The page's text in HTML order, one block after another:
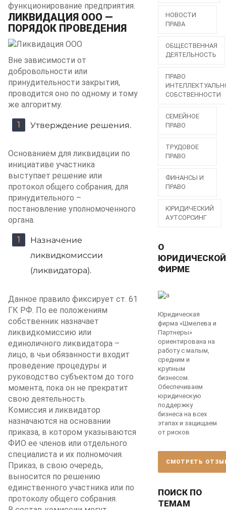
функционирование предприятия.
ЛИКВИДАЦИЯ ООО —
ПОРЯДОК ПРОВЕДЕНИЯ
Вне зависимости от
добровольности или
принудительности закрытия,
проводится оно по одному и тому
же алгоритму.
Утверждение решения.
Основанием для ликвидации по
инициативе участника
выступает решение или
протокол общего собрания, для
принудительного –
постановление уполномоченного
органа.
Назначение
ликвидкомиссии
(ликвидатора).
Данное правило фиксирует ст. 61
ГК РФ. По ее положениям
собственник назначает
ликвидкомиссию или
единоличного ликвидатора –
лицо, в чьи обязанности входит
проведение процедуры и
руководство субъектом до того
момента, пока он не прекратит
свою деятельность.
Комиссия и ликвидатор
назначаются на основании
приказа, в котором указываются
ФИО ее членов или отдельного
специалиста и их полномочия.
Приказ, в свою очередь,
выносится по решению
единственного участника или по
протоколу общего собрания.
НОВОСТИ
ПРАВА
ОБЩЕСТВЕННАЯ
ДЕЯТЕЛЬНОСТЬ
ПРАВО
СОБСТВЕННОСТИ
СЕМЕЙНОЕ
ПРАВО
ТРУДОВОЕ
ПРАВО
ФИНАНСЫ И
ПРАВО
ЮРИДИЧЕСКИЙ
АУТСОРСИНГ
О
ЮРИДИЧЕСКОЙ
ФИРМЕ
Юридическая
фирма «Шмелева и
Партнеры»
ориентирована на
работу с малым,
средним и
крупным
бизнесом.
Обеспечиваем
юридическую
поддержку
бизнеса на всех
этапах и защищаем
от рисков
СМОТРЕТЬ
ПОИСК ПО
ТЕМАМ